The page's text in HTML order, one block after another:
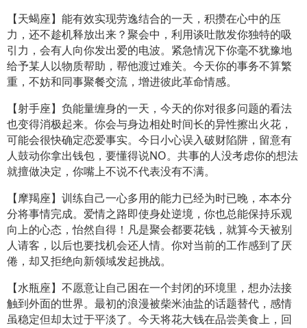
【天蝎座】能有效实现劳逸结合的一天，积攒在心中的压
力，还不趁机释放出来？聚会中，利用谈吐散发你独特的吸
引力，会有人向你发出爱的电波。紧急情况下你毫不犹豫地
给予某人以物质帮助，帮他渡过难关。今天你的事务不算繁
重，不妨和同事聚餐交流，增进彼此革命情感。
【射手座】负能量缠身的一天，今天的你对很多问题的看法
也变得消极起来。你会与身边相处时间长的异性擦出火花，
可能会很快确定恋爱事实。今日小心误入破财陷阱，留意有
人鼓动你拿出钱包，要懂得说NO。共事的人没考虑你的想法
就擅做决定，你嘴上不说不代表没有不满。
【摩羯座】训练自己一心多用的能力已经为时已晚，本本分
分将事情完成。爱情之路即使身处逆境，你也总能保持乐观
向上的心态，怡然自得！凡是聚会都要花钱，就算今天被别
人请客，以后也要找机会还人情。你对当前的工作感到了厌
倦，却又拒绝向新领域发起挑战。
【水瓶座】不愿意让自己困在一个封闭的环境里，想办法接
触到外面的世界。最初的浪漫被柴米油盐的话题替代，感情
虽稳定但却太过于平淡了。今天将花大钱在品尝美食上，回